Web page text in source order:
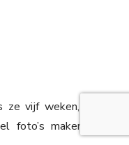
vijf weken, rechts
foto’s maken want